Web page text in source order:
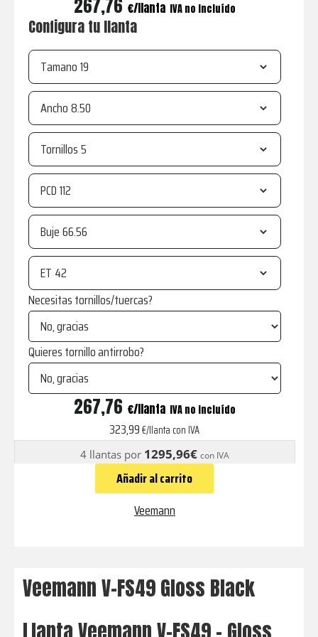
267,76 € IVA no incluído
Configura tu llanta
Tamano
Ancho
Tornillos
PCD
Buje
ET
Necesitas tornillos/tuercas?
Quieres tornillo antirrobo?
Gloss
Black
267,76 € IVA no incluído
323,99€/llanta con IVA
4 llantas por 1295,96€ con IVA
Añadir al carrito
Veemann
Veemann V-FS49 Gloss Black